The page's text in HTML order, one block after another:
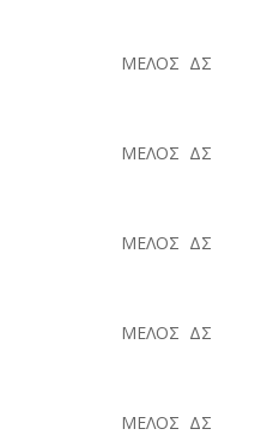
ΜΕΛΟΣ ΔΣ
ΜΕΛΟΣ ΔΣ
ΜΕΛΟΣ ΔΣ
ΜΕΛΟΣ ΔΣ
ΜΕΛΟΣ ΔΣ